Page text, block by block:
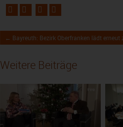
← Bayreuth: Bezirk Oberfranken lädt erneut
Weitere Beiträge